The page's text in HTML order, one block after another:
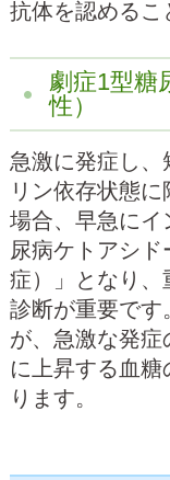
抗体を認めるこ
劇症1型糖
性）
急激に発症し、
リン依存状態
場合、早急にイ
尿病ケトアシ
症）」となり、
診断が重要です
が、急激な発症
に上昇する血
ります。